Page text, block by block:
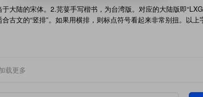
大陆的宋体。2.芫荽手写楷书，为台湾版。对应的大陆版即
古文的“竖排”。如果用横排，则标点符号看起来非常别扭。以上
载更多